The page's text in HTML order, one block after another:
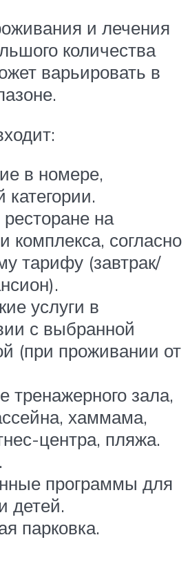
и лечения
количества
варьировать в
в номере,
на
комплекса, согласно
тарифу (завтрак/
услуги в
с выбранной
(при проживании от
тренажерного зала,
хаммама,
центра, пляжа.
программы для
детей.
парковка.